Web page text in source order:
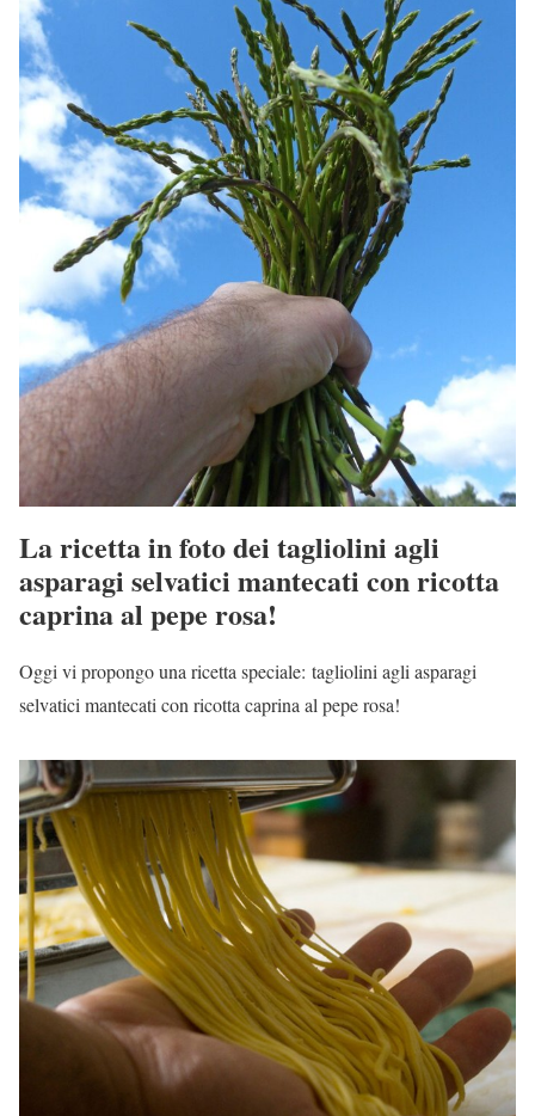
La ricetta in foto dei tagliolini agli
asparagi selvatici mantecati con ricotta
caprina al pepe rosa!
Oggi vi propongo una ricetta speciale: tagliolini agli asparagi
selvatici mantecati con ricotta caprina al pepe rosa!